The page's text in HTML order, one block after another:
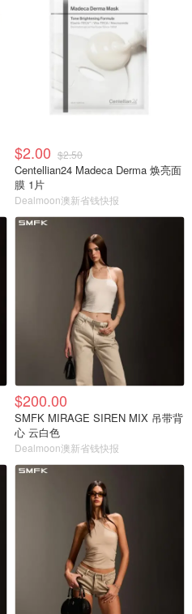
$2.00 $2.50
Centellian24 Madeca Derma 焕亮面
膜 1片
Dealmoon澳新省钱快报
$200.00
SMFK MIRAGE SIREN MIX 吊带背
心 云白色
Dealmoon澳新省钱快报